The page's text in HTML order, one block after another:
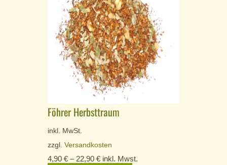
Föhrer Herbsttraum
inkl. MwSt.
zzgl. Versandkosten
4,90 € – 22,90 € inkl. Mwst.